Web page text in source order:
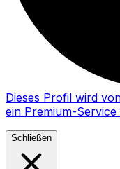
Dieses Profil wird
ein Premium-
Schließen